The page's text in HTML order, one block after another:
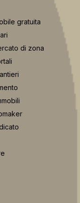
gratuita
di zona